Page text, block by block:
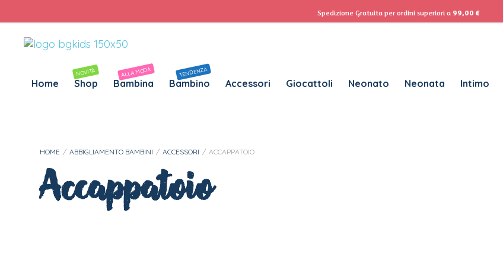
ACCEDI
NOME UTENTE RICHIESTO
Home Shop
NOVITÀ
Bambina
ALLA MODA
Bambino
TENDENZA
Accessori Giocattoli Neonato Neonata Intimo
HOME / ABBIGLIAMENTO BAMBINI / ACCESSORI / ACCAPPATOIO
Accappatoio
Grembiule Elementare Siggi 33GR4364
Spedizione Gratuita per ordini superiori a 99,00 €